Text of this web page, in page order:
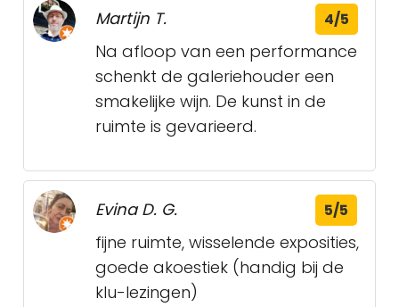
Martijn T. 4/5
Na afloop van een performance
schenkt de galeriehouder een
smakelijke wijn. De kunst in de
ruimte is gevarieerd.
Evina D. G. 5/5
fijne ruimte, wisselende exposities,
goede akoestiek (handig bij de
klu-lezingen)